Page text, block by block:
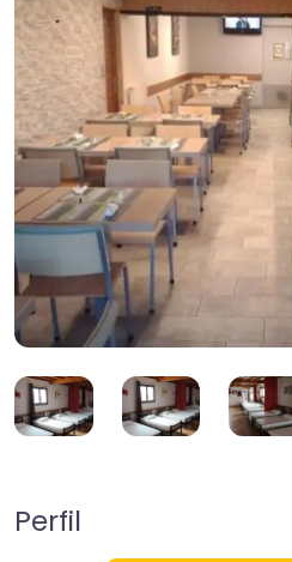
Perfil